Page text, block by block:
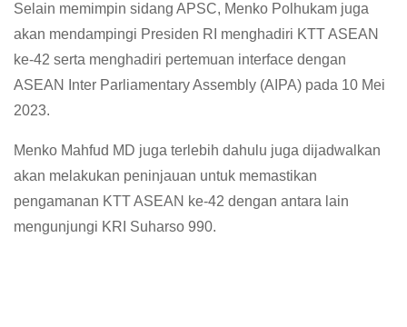
Selain memimpin sidang APSC, Menko Polhukam juga
akan mendampingi Presiden RI menghadiri KTT ASEAN
ke-42 serta menghadiri pertemuan interface dengan
ASEAN Inter Parliamentary Assembly (AIPA) pada 10 Mei
2023.
Menko Mahfud MD juga terlebih dahulu juga dijadwalkan
akan melakukan peninjauan untuk memastikan
pengamanan KTT ASEAN ke-42 dengan antara lain
mengunjungi KRI Suharso 990.